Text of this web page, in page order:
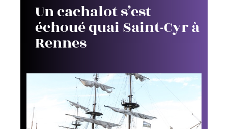
Un cachalot s’est
échoué quai Saint-Cyr à
Rennes